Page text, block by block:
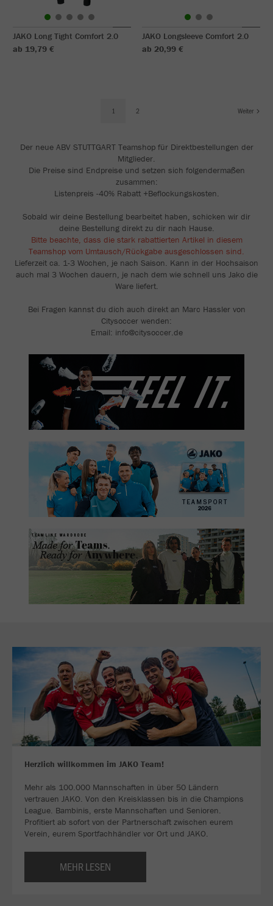
JAKO Long Tight Comfort 2.0
ab 19,79 €
JAKO Longsleeve Comfort 2.0
ab 20,99 €
1 2 Weiter
Der neue ABV STUTTGART Teamshop für Direktbestellungen der
Mitglieder.
Die Preise sind Endpreise und setzen sich folgendermaßen
zusammen:
Listenpreis -40% Rabatt +Beflockungskosten.
Sobald wir deine Bestellung bearbeitet haben, schicken wir dir
deine Bestellung direkt zu dir nach Hause.
Bitte beachte, dass die stark rabattierten Artikel in diesem
Teamshop vom Umtausch/Rückgabe ausgeschlossen sind.
Lieferzeit ca. 1-3 Wochen, je nach Saison. Kann in der Hochsaison
auch mal 3 Wochen dauern, je nach dem wie schnell uns Jako die
Ware liefert.
Bei Fragen kannst du dich auch direkt an Marc Hassler von
Citysoccer wenden:
Email: info@citysoccer.de
Herzlich willkommen im JAKO Team!
Mehr als 100.000 Mannschaften in über 50 Ländern
vertrauen JAKO. Von den Kreisklassen bis in die Champions
League. Bambinis, erste Mannschaften und Senioren.
Profitiert ab sofort von der Partnerschaft zwischen eurem
Verein, eurem Sportfachhändler vor Ort und JAKO.
MEHR LESEN